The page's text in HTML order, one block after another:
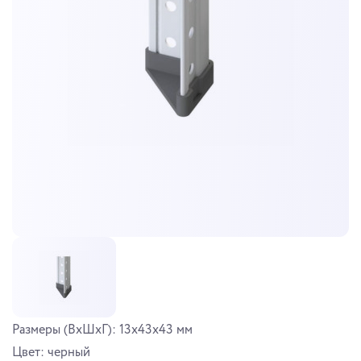
Размеры (ВхШхГ): 13х43х43 мм
Цвет: черный